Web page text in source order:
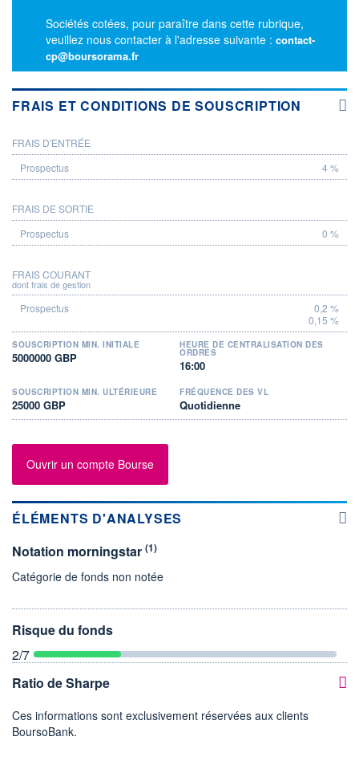
Sociétés cotées, pour paraître dans cette rubrique,
veuillez nous contacter à l'adresse suivante : contact-
cp@boursorama.fr
FRAIS ET CONDITIONS DE SOUSCRIPTION
PROSPECTUS
FRAIS D'ENTRÉE
4 %
FRAIS DE SORTIE
0 %
FRAIS COURANT
dont frais de gestion
0,2 %
0,15 %
SOUSCRIPTION MIN. INITIALE
5000000 GBP
HEURE DE CENTRALISATION DES
ORDRES
16:00
SOUSCRIPTION MIN. ULTÉRIEURE
25000 GBP
FRÉQUENCE DES VL
Quotidienne
Ouvrir un compte Bourse
ÉLÉMENTS D'ANALYSES
Notation morningstar (1)
Catégorie de fonds non notée
Risque du fonds
2/7
Ratio de Sharpe
Ces informations sont exclusivement réservées aux clients
BoursoBank.